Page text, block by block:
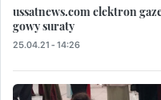
ussatnews.com elektron
gowy suraty
25.04.21 - 14:26